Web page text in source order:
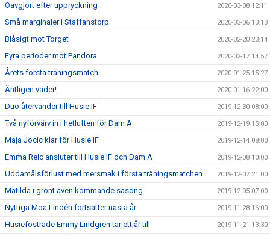
Oavgjort efter uppryckning 2020-03-08 12:11
Små marginaler i Staffanstorp 2020-03-06 13:13
Blåsigt mot Torget 2020-02-20 23:14
Fyra perioder mot Pandora 2020-02-17 14:57
Årets första träningsmatch 2020-01-25 15:27
Äntligen väder! 2020-01-16 22:00
Duo återvänder till Husie IF 2019-12-30 08:00
Två nyförvärv in i hetluften för Dam A 2019-12-19 15:00
Maja Jocic klar för Husie IF 2019-12-14 08:00
Emma Reic ansluter till Husie IF och Dam A 2019-12-08 10:00
Uddamålsförlust med mersmak i första träningsmatchen 2019-12-07 21:00
Matilda i grönt även kommande säsong 2019-12-05 07:00
Nyttiga Moa Lindén fortsätter nästa år 2019-11-28 16:00
Husiefostrade Emmy Lindgren tar ett år till 2019-11-21 13:30